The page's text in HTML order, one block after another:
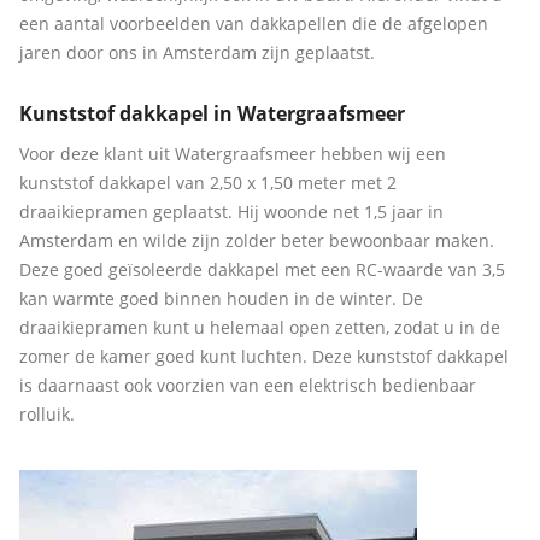
een aantal voorbeelden van dakkapellen die de afgelopen
jaren door ons in Amsterdam zijn geplaatst.
Kunststof dakkapel in Watergraafsmeer
Voor deze klant uit Watergraafsmeer hebben wij een
kunststof dakkapel van 2,50 x 1,50 meter met 2
draaikiepramen geplaatst. Hij woonde net 1,5 jaar in
Amsterdam en wilde zijn zolder beter bewoonbaar maken.
Deze goed geïsoleerde dakkapel met een RC-waarde van 3,5
kan warmte goed binnen houden in de winter. De
draaikiepramen kunt u helemaal open zetten, zodat u in de
zomer de kamer goed kunt luchten. Deze kunststof dakkapel
is daarnaast ook voorzien van een elektrisch bedienbaar
rolluik.